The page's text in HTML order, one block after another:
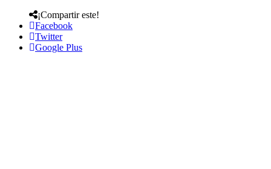
¡Compartir este!
Facebook
Twitter
Google Plus